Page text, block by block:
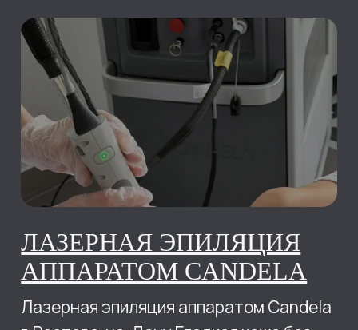
СОВЕТЫ ПО УХОДУ ЗА
КОЖЕЙ ПОСЛЕ
ПРОЦЕДУР
Советы косметолога для быстрого
восстановления и поддержания
результата